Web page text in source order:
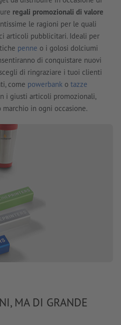
regali promozionali di valore
le ragioni per le quali
articoli pubblicitari. Ideali per
penne o i golosi dolciumi
di conquistare nuovi
di ringraziare i tuoi clienti
come powerbank o tazze
i giusti articoli promozionali,
in ogni occasione.
MA DI GRANDE